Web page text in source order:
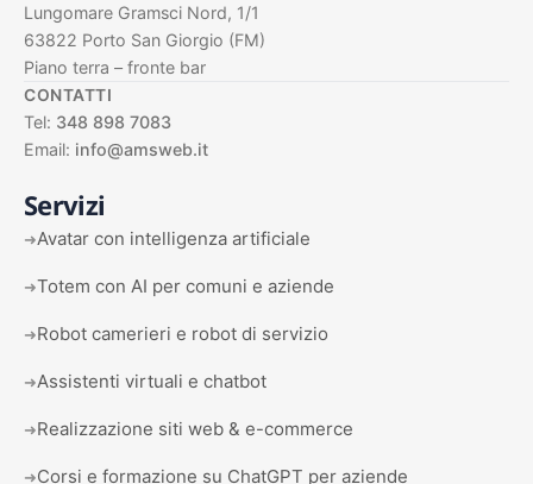
Lungomare Gramsci Nord, 1/1
63822 Porto San Giorgio (FM)
Piano terra – fronte bar
CONTATTI
Tel: 348 898 7083
Email: info@amsweb.it
Servizi
➜Avatar con intelligenza artificiale
➜Totem con AI per comuni e aziende
➜Robot camerieri e robot di servizio
➜Assistenti virtuali e chatbot
➜Realizzazione siti web & e-commerce
➜Corsi e formazione su ChatGPT per aziende